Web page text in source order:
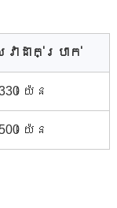
េវាដាក់ប្រាក់
យ៉េន
យ៉េន